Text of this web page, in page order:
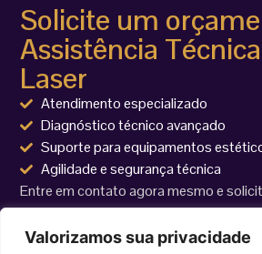
Valorizamos sua privacidade
Solicite um
Assistência
Laser
Atendimento especializado
Diagnóstico técnico avançado
Suporte para equipamentos
Agilidade e segurança técnica
Entre em contato agora mesmo e
técnica para seu equipamento Alma